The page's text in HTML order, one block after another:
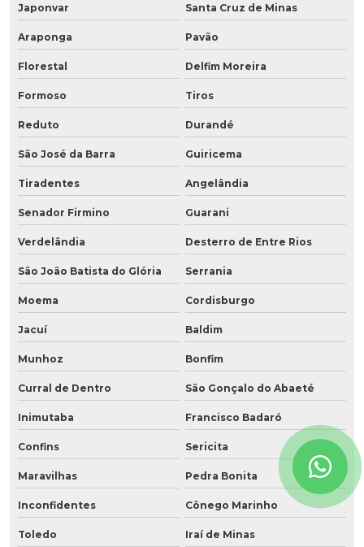
Japonvar Santa Cruz de Minas
Araponga Pavão
Florestal Delfim Moreira
Formoso Tiros
Reduto Durandé
São José da Barra Guiricema
Tiradentes Angelândia
Senador Firmino Guarani
Verdelândia Desterro de Entre Rios
São João Batista do Glória Serrania
Moema Cordisburgo
Jacuí Baldim
Munhoz Bonfim
Curral de Dentro São Gonçalo do Abaeté
Inimutaba Francisco Badaró
Confins Sericita
Maravilhas Pedra Bonita
Inconfidentes Cônego Marinho
Toledo Iraí de Minas